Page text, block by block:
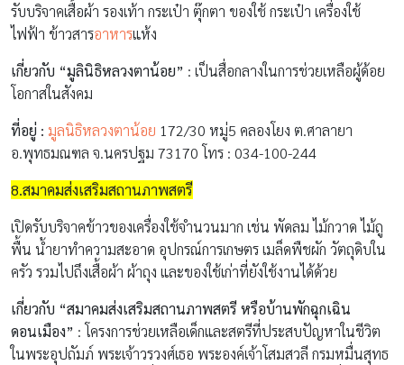
รับบริจาคเสื้อผ้า รองเท้า กระเป๋า ตุ๊กตา ของใช้ กระเป๋า เครื่องใช้
ไฟฟ้า ข้าวสารอาหารแห้ง
เกี่ยวกับ “มูลินิธิหลวงตาน้อย” : เป็นสื่อกลางในการช่วยเหลือผู้ด้อย
โอกาสในสังคม
ที่อยู่ : มูลนิธิหลวงตาน้อย 172/30 หมู่5 คลองโยง ต.ศาลายา
อ.พุทธมณฑล จ.นครปฐม 73170 โทร : 034-100-244
8.สมาคมส่งเสริมสถานภาพสตรี
เปิดรับบริจาคข้าวของเครื่องใช้จำนวนมาก เช่น พัดลม ไม้กวาด ไม้ถู
พื้น น้ำยาทำความสะอาด อุปกรณ์การเกษตร เมล็ดพืชผัก วัตถุดิบใน
ครัว รวมไปถึงเสื้อผ้า ผ้าถุง และของใช้เก่าที่ยังใช้งานได้ด้วย
เกี่ยวกับ “สมาคมส่งเสริมสถานภาพสตรี หรือบ้านพักฉุกเฉิน
ดอนเมือง” : โครงการช่วยเหลือเด็กและสตรีที่ประสบปัญหาในชีวิต
ในพระอุปถัมภ์ พระเจ้าวรวงศ์เธอ พระองค์เจ้าโสมสวลี กรมหมื่นสุทธ